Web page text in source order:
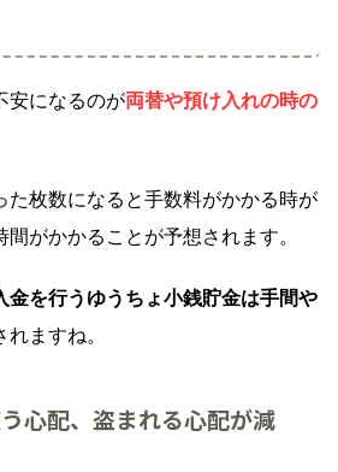
安になるのが両替や預け入れの時の
た枚数になると手数料がかかる時が
がかかることが予想されます。
金を行うゆうちょ小銭貯金は手間や
れますね。
心配、盗まれる心配が減